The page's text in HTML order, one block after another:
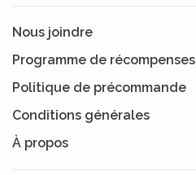
Nous joindre
Programme de récompenses
Politique de précommande
Conditions générales
À propos